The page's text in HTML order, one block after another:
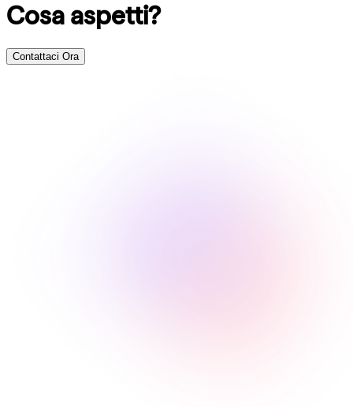
Cosa aspetti?
Contattaci Ora